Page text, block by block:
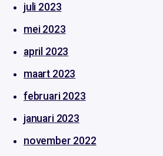
juli 2023
mei 2023
april 2023
maart 2023
februari 2023
januari 2023
november 2022